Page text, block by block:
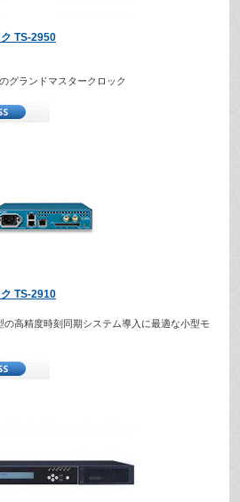
TS-2950
グランドマスタークロック
TS-2910
高精度時刻同期システム導入に最適な小型モ